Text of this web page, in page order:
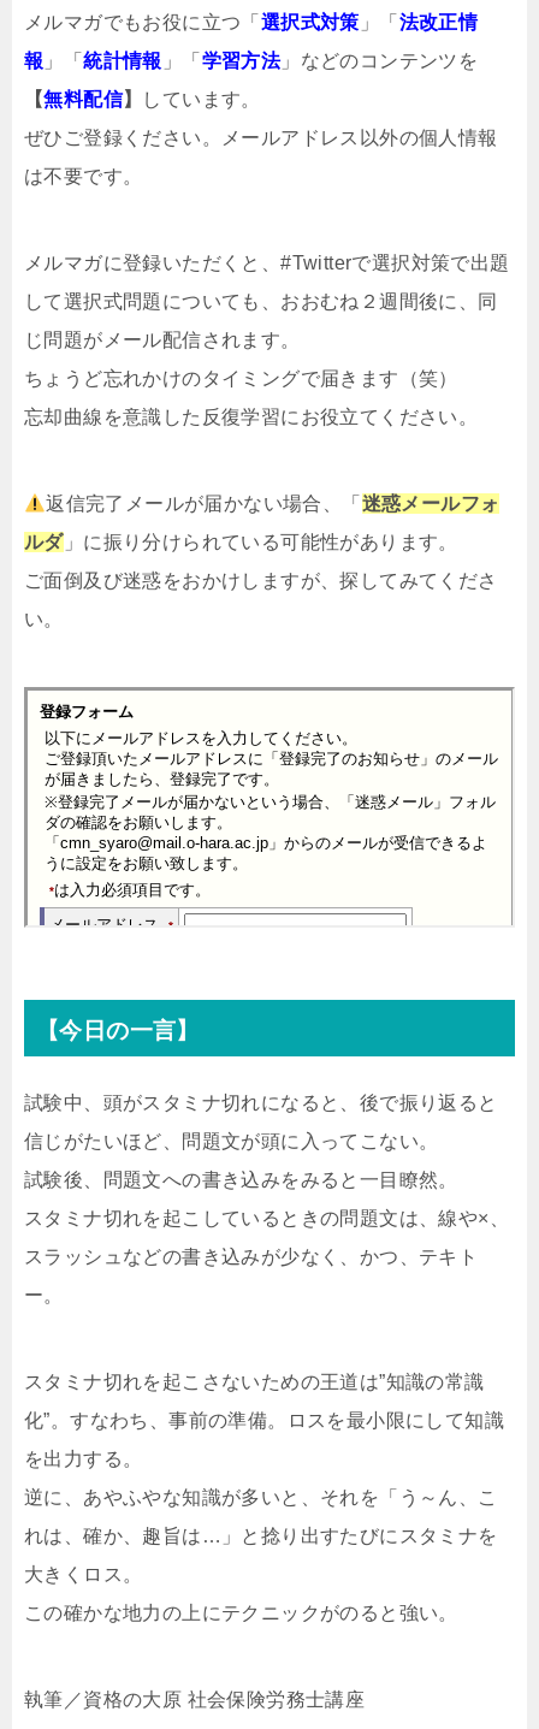
メルマガでもお役に立つ「 選択式対策 」「 法改正情
報 」「統計情報 」「 学習方法」などのコンテンツを
【無料配信】
しています。
ぜひご登録ください。メールアドレス以外の個人情報
は不要です。
メルマガに登録いただくと、#Twitterで選択対策で出題
して選択式問題についても、おおむね２週間後に、同
じ問題がメール配信されます。
ちょうど忘れかけのタイミングで届きます（笑）
忘却曲線を意識した反復学習にお役立てください。
返信完了メールが届かない場合、「 迷惑メールフォ
ルダ」に振り分けられている可能性があります。
ご面倒及び迷惑をおかけしますが、探してみてくださ
い。
【今日の一言】
試験中、頭がスタミナ切れになると、後で振り返ると
信じがたいほど、問題文が頭に入ってこない。
試験後、問題文への書き込みをみると一目瞭然。
スタミナ切れを起こしているときの問題文は、線や×、
スラッシュなどの書き込みが少なく、かつ、テキト
ー。
スタミナ切れを起こさないための王道は”知識の常識
化”。すなわち、事前の準備。ロスを最小限にして知識
を出力する。
逆に、あやふやな知識が多いと、それを「う～ん、こ
れは、確か、趣旨は…」と捻り出すたびにスタミナを
大きくロス。
この確かな地力の上にテクニックがのると強い。
執筆／資格の大原 社会保険労務士講座